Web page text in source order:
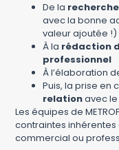
De la
avec la bonne
valeur ajoutée !)
À la rédaction
professionnel
Àl’élaboration
Puis, la prise en
relationavec
Les équipes de
contraintes inhérentes
commercial ou